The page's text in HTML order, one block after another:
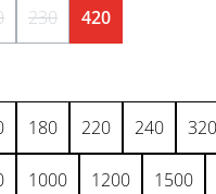
nicht verfügbar.)
ist zurzeit nicht verfügbar.)
Option ist zurzeit nicht
230(Diese Option ist zurzeit
420
180 220 240 320
1000 1200 1500